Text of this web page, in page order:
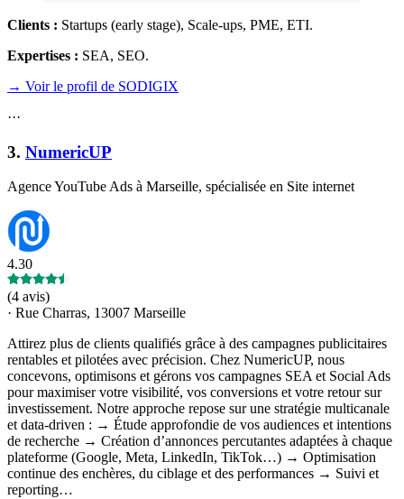
Clients : Startups (early stage), Scale-ups, PME, ETI.
Expertises : SEA, SEO.
→ Voir le profil de SODIGIX
···
3. NumericUP
Agence YouTube Ads à Marseille, spécialisée en Site internet
4.30
(4 avis)
· Rue Charras, 13007 Marseille
Attirez plus de clients qualifiés grâce à des campagnes publicitaires
rentables et pilotées avec précision. Chez NumericUP, nous
concevons, optimisons et gérons vos campagnes SEA et Social Ads
pour maximiser votre visibilité, vos conversions et votre retour sur
investissement. Notre approche repose sur une stratégie multicanale
et data-driven : → Étude approfondie de vos audiences et intentions
de recherche → Création d’annonces percutantes adaptées à chaque
plateforme (Google, Meta, LinkedIn, TikTok…) → Optimisation
continue des enchères, du ciblage et des performances → Suivi et
reporting…